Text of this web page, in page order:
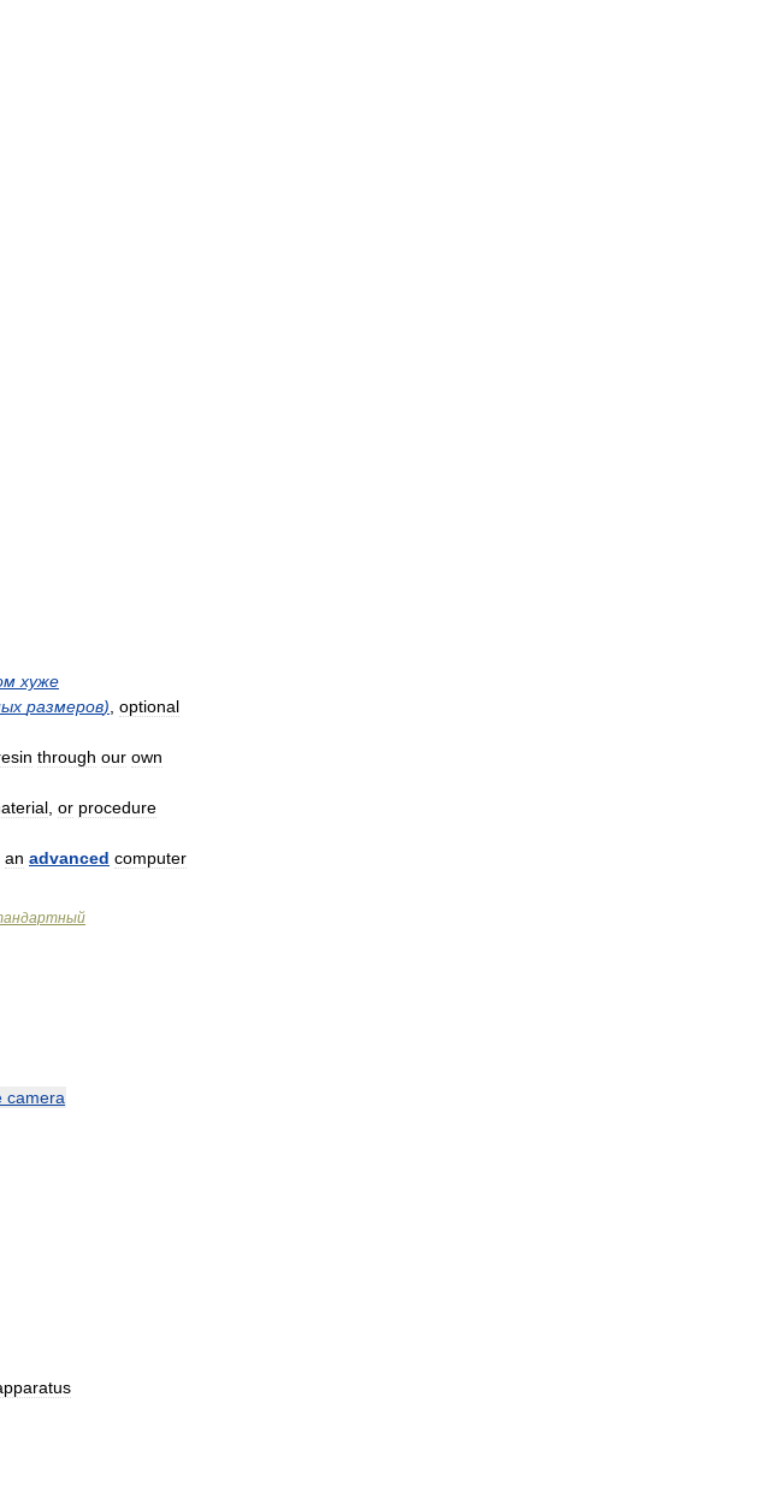
хуже
размеров) optional
through our own
or procedure
an advanced computer
camera